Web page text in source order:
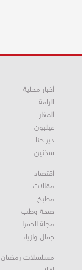
أخبار محلية
الرامة
المغار
عيلبون
دير حنا
سخنين
اقتصاد
مقالات
مطبخ
صحة وطب
مجلة الحمرا
جمال وازياء
مسلسلات رمضان 2017